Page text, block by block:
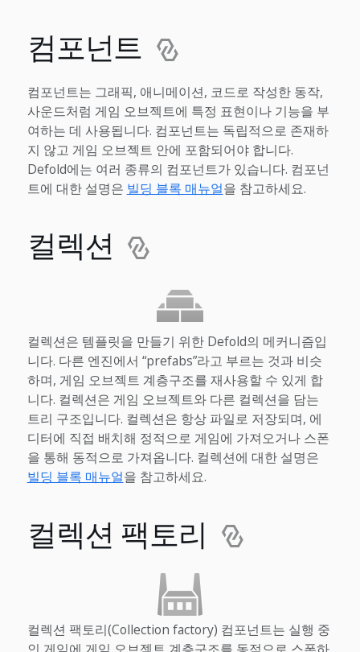
컴포넌트
컴포넌트는 그래픽, 애니메이션, 코드로 작성한 동작,
사운드처럼 게임 오브젝트에 특정 표현이나 기능을 부
여하는 데 사용됩니다. 컴포넌트는 독립적으로 존재하
지 않고 게임 오브젝트 안에 포함되어야 합니다.
Defold에는 여러 종류의 컴포넌트가 있습니다. 컴포넌
트에 대한 설명은 빌딩 블록 매뉴얼을 참고하세요.
컬렉션
컬렉션은 템플릿을 만들기 위한 Defold의 메커니즘입
니다. 다른 엔진에서 “prefabs”라고 부르는 것과 비슷
하며, 게임 오브젝트 계층구조를 재사용할 수 있게 합
니다. 컬렉션은 게임 오브젝트와 다른 컬렉션을 담는
트리 구조입니다. 컬렉션은 항상 파일로 저장되며, 에
디터에 직접 배치해 정적으로 게임에 가져오거나 스폰
을 통해 동적으로 가져옵니다. 컬렉션에 대한 설명은
빌딩 블록 매뉴얼을 참고하세요.
컬렉션 팩토리
컬렉션 팩토리(Collection factory) 컴포넌트는 실행 중